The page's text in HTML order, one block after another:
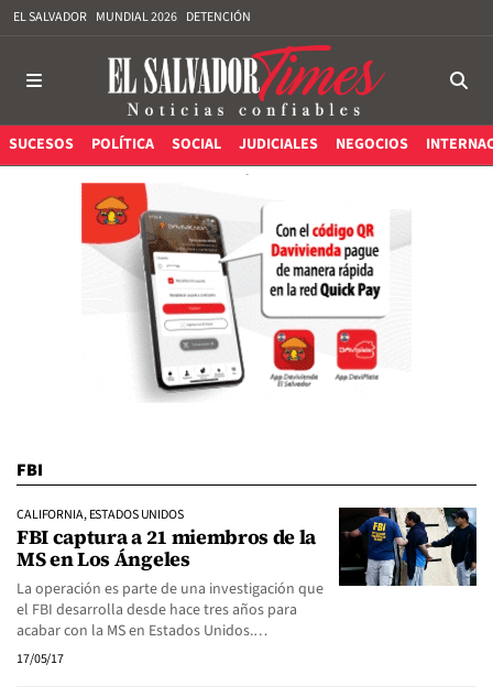
EL SALVADOR MUNDIAL 2026 DETENCIÓN
SUCESOS POLÍTICA SOCIAL JUDICIALES NEGOCIOS
FBI
CALIFORNIA, ESTADOS UNIDOS
FBI captura a 21 miembros de la
MS en Los Ángeles
La operación es parte de una investigación que
el FBI desarrolla desde hace tres años para
acabar con la MS en Estados Unidos.…
17/05/17